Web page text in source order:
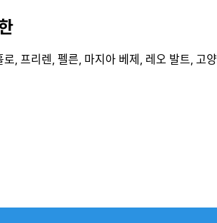
로, 프리렌, 펠른, 마지아 베제, 레오 발트, 고